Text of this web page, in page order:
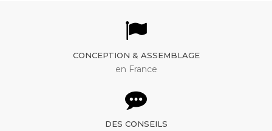
CONCEPTION & ASSEMBLAGE
en France
DES CONSEILS